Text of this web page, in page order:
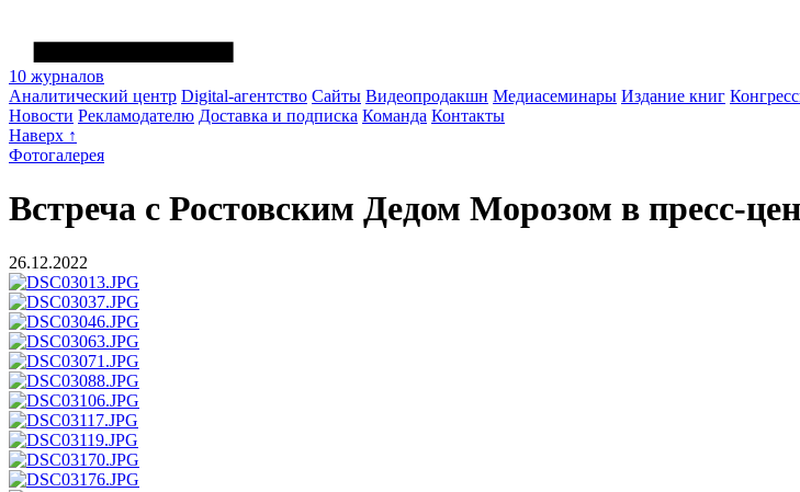
10 журналов
Аналитический центр Digital-агентство Сайты Видеопродакшн Медиасеминары Издание книг
Новости Рекламодателю Доставка и подписка Команда Контакты
Наверх ↑
Фотогалерея
Встреча с Ростовским Дедом Морозом в пресс-
26.12.2022